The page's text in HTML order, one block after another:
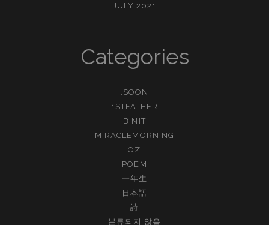
JULY 2021
Categories
.SOON
1STFATHER
BINIT
MIRACLEMORNING
OZ
POEM
一年生
日本語
詩
분류되지 않음